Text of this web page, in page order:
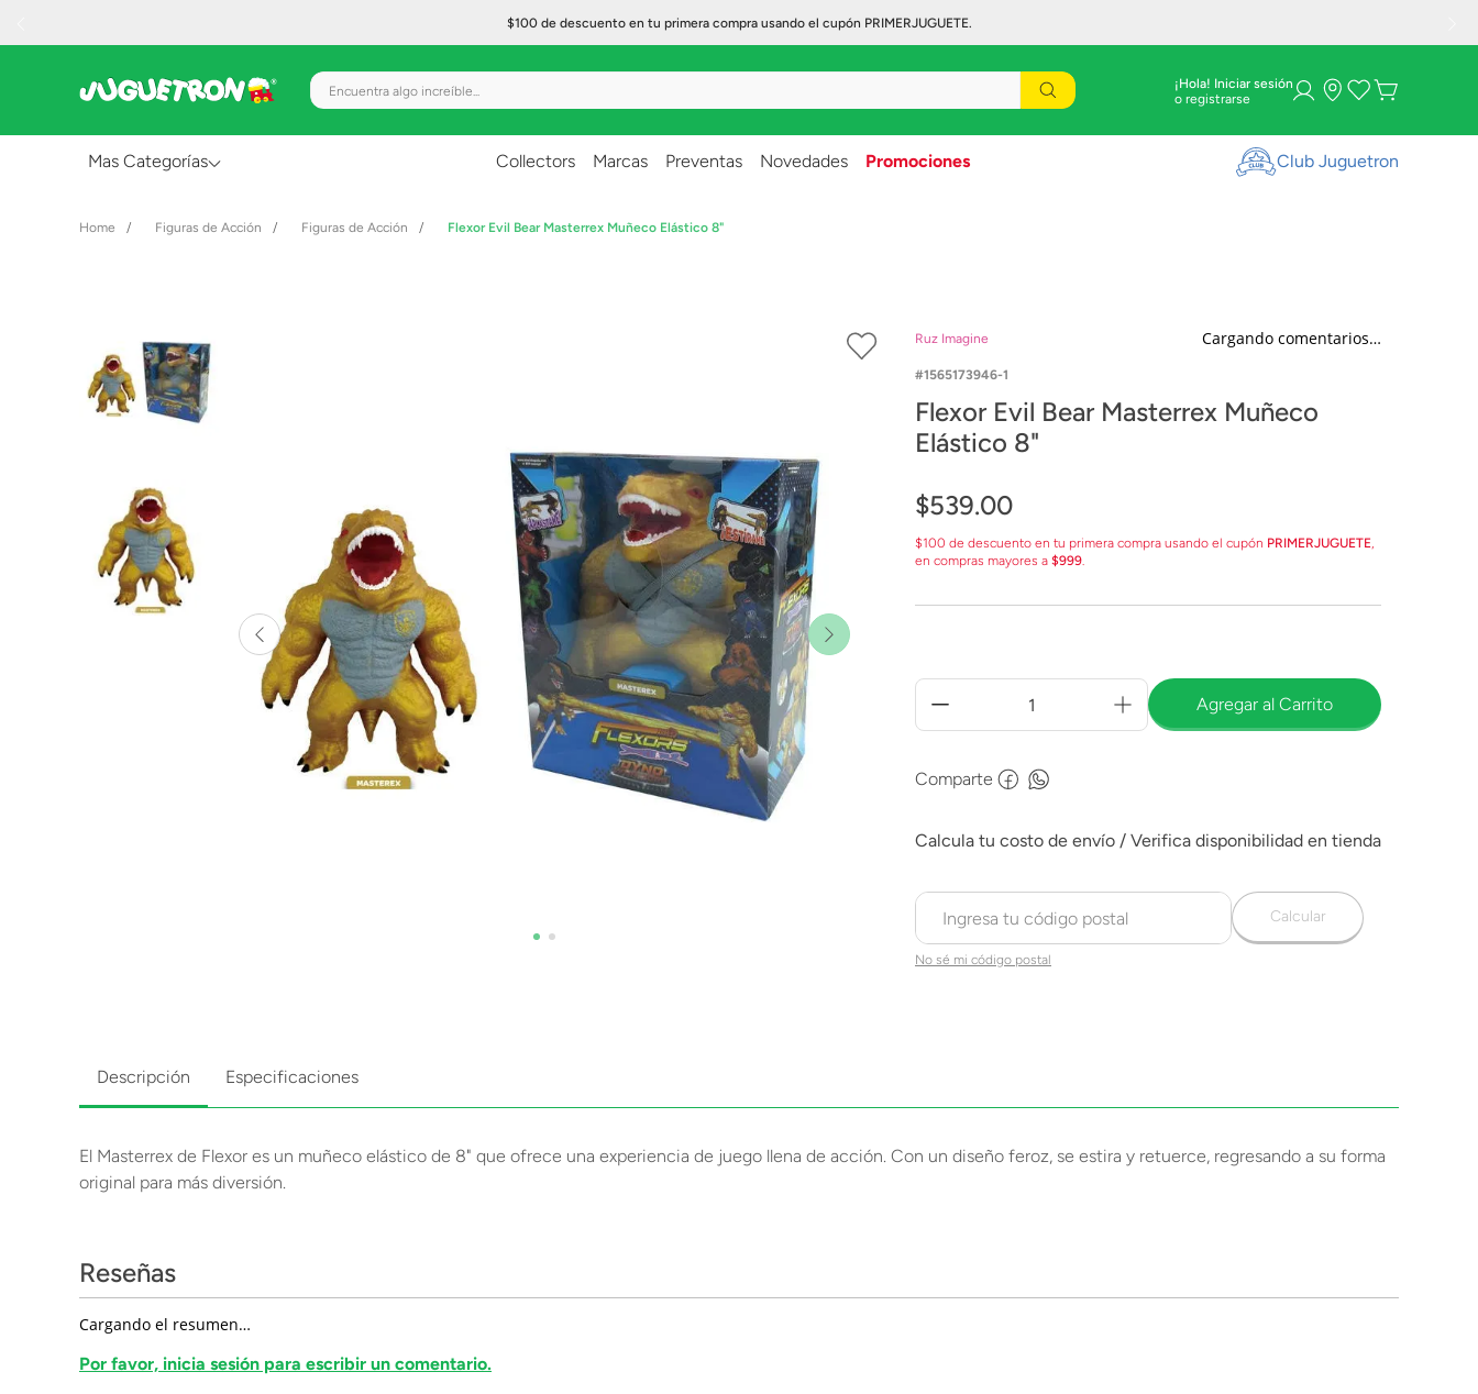
$100 de descuento en tu primera compra usando el cupón PRIMERJUGUETE.
Encuentra algo increíble... ¡Hola! Iniciar sesión
Mas Categorías
Creatividad y Arte
Figuras de Acción
Gadgets y Electrónicos
Lanzadores
Muñecas
Construcción
Collectors Marcas Preventas Novedades Promociones Club Juguetron
Figuras de Acción Figuras de Acción Flexor Evil Bear Masterrex Muñeco Elástico 8"
Ruz Imagine Cargando comentarios…
1565173946-1
Flexor Evil Bear Masterrex Muñeco
Elástico 8"
$539.00
$100 de descuento en tu primera compra usando el cupón PRIMERJUGUETE,
en compras mayores a $999.
Agregar al Carrito
Comparte
No sé mi código postal
Calcular
Descripción Especificaciones
El Masterrex de Flexor es un muñeco elástico de 8" que ofrece una experiencia de juego llena de acción. Con un diseño feroz, se estira y retuerce, regresando a su forma
original para más diversión.
Reseñas
Cargando el resumen…
Por favor, inicia sesión para escribir un comentario.